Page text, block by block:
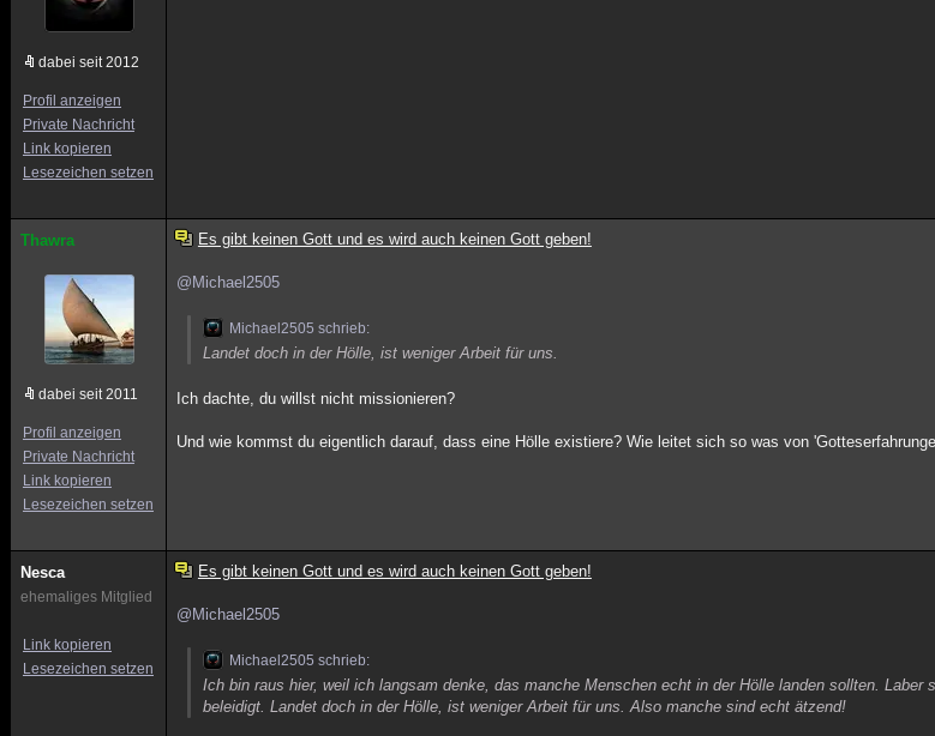
dabei seit 2012
Profil anzeigen
Private Nachricht
Link kopieren
Lesezeichen setzen
Thawra
dabei seit 2011
Profil anzeigen
Private Nachricht
Link kopieren
Lesezeichen setzen
Es gibt keinen Gott und es wird auch keinen Gott geben!
@Michael2505
Michael2505 schrieb:
Landet doch in der Hölle, ist weniger Arbeit für uns.
Ich dachte, du willst nicht missionieren?
Und wie kommst du eigentlich darauf, dass eine Hölle existiere? Wie leitet sich so was von
Nesca
ehemaliges Mitglied
Link kopieren
Lesezeichen setzen
Es gibt keinen Gott und es wird auch keinen Gott geben!
@Michael2505
Michael2505 schrieb:
Ich bin raus hier, weil ich langsam denke, das manche Menschen echt in der Hölle landen sollten. Laber
beleidigt. Landet doch in der Hölle, ist weniger Arbeit für uns. Also manche sind echt ätzend!